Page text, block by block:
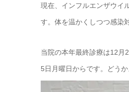
現在、インフルエンザウイ
す。体を温かくしつつ感染
当院の本年最終診療は12月
5日月曜日からです。どう